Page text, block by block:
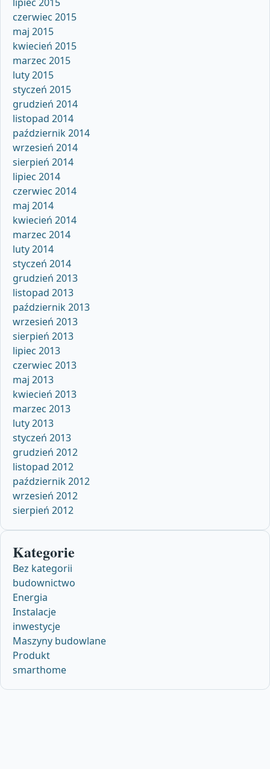
czerwiec 2015
maj 2015
kwiecień 2015
marzec 2015
luty 2015
styczeń 2015
grudzień 2014
listopad 2014
październik 2014
wrzesień 2014
sierpień 2014
lipiec 2014
czerwiec 2014
maj 2014
kwiecień 2014
marzec 2014
luty 2014
styczeń 2014
grudzień 2013
listopad 2013
październik 2013
wrzesień 2013
sierpień 2013
lipiec 2013
czerwiec 2013
maj 2013
kwiecień 2013
marzec 2013
luty 2013
styczeń 2013
grudzień 2012
listopad 2012
październik 2012
wrzesień 2012
sierpień 2012
Kategorie
Bez kategorii
budownictwo
Energia
Instalacje
inwestycje
Maszyny budowlane
Produkt
smarthome